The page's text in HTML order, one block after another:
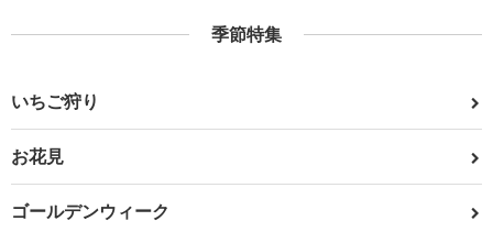
季節特集
いちご狩り
お花見
ゴールデンウィーク